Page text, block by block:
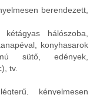
berendezett,
hálószoba,
konyhasarok
sütő, edények,
tv.
kényelmesen